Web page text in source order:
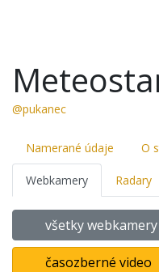
@pukanec
Namerané údaje O
Webkamery Radary
všetky webkamery
časozberné video